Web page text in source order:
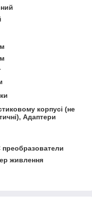
корпусі (не
Адаптери
преобразователи
живлення